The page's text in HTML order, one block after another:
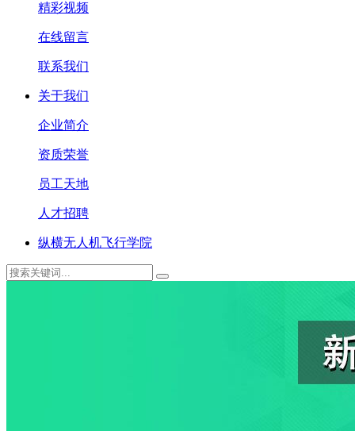
精彩视频
在线留言
联系我们
关于我们
企业简介
资质荣誉
员工天地
人才招聘
纵横无人机飞行学院